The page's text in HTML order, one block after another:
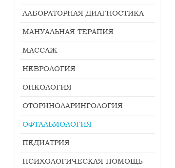
ЛАБОРАТОРНАЯ ДИАГНОСТИКА
МАНУАЛЬНАЯ ТЕРАПИЯ
МАССАЖ
НЕВРОЛОГИЯ
ОНКОЛОГИЯ
ОТОРИНОЛАРИНГОЛОГИЯ
ОФТАЛЬМОЛОГИЯ
ПЕДИАТРИЯ
ПСИХОЛОГИЧЕСКАЯ ПОМОЩЬ